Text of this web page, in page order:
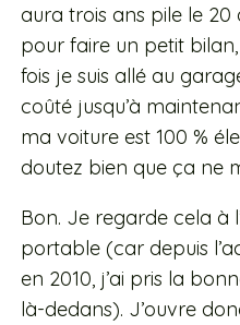
aura trois ans pile le 20
pour faire un petit
fois je suis allé au
coûté jusqu’à
ma voiture est 100 %
doutez bien que ça ne
Bon. Je regarde cela à
portable (car depuis
en 2010, j’ai pris la
là-dedans). J’ouvre